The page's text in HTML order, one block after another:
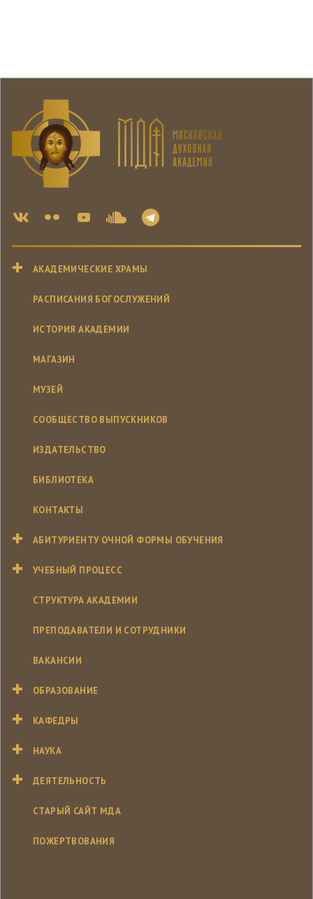
АКАДЕМИЧЕСКИЕ ХРАМЫ
РАСПИСАНИЯ БОГОСЛУЖЕНИЙ
ИСТОРИЯ АКАДЕМИИ
МАГАЗИН
МУЗЕЙ
СООБЩЕСТВО ВЫПУСКНИКОВ
ИЗДАТЕЛЬСТВО
БИБЛИОТЕКА
КОНТАКТЫ
АБИТУРИЕНТУ ОЧНОЙ ФОРМЫ ОБУЧЕНИЯ
УЧЕБНЫЙ ПРОЦЕСС
СТРУКТУРА АКАДЕМИИ
ПРЕПОДАВАТЕЛИ И СОТРУДНИКИ
ВАКАНСИИ
ОБРАЗОВАНИЕ
КАФЕДРЫ
НАУКА
ДЕЯТЕЛЬНОСТЬ
СТАРЫЙ САЙТ МДА
ПОЖЕРТВОВАНИЯ